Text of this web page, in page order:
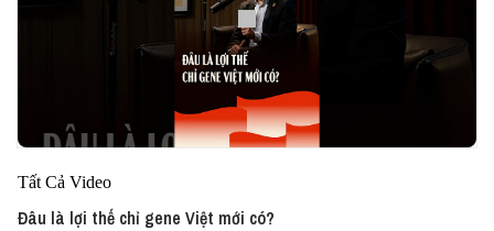
Tất Cả Video
Đâu là lợi thế chỉ gene Việt mới có?